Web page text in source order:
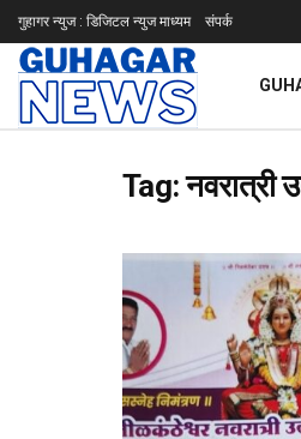
गुहागर न्युज : डिजिटल न्युज माध्यम संपर्क
Tag:नवरात्री